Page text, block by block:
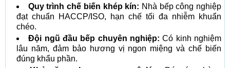
Quy trình chế biến khép kín: Nhà bếp công nghiệp
đạt chuẩn HACCP/ISO, hạn chế tối đa nhiễm khuẩn
chéo.
Đội ngũ đầu bếp chuyên nghiệp: Có kinh nghiệm
lâu năm, đảm bảo hương vị ngon miệng và chế biến
đúng khẩu phần.